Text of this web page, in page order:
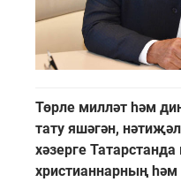
Төрле милләт һәм
тату яшәгән,
хәзерге
христианнарның